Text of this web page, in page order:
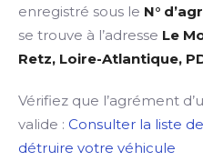
enregistré sous le N°
se trouve à l’adresse Le
Retz, Loire-Atlantique,
Vérifiez que l’agrément
valide : Consulter la liste
détruire votre véhicule